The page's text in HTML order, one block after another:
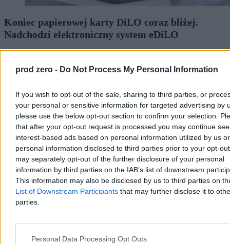
prod zero - Do Not Process My Personal Information
If you wish to opt-out of the sale, sharing to third parties, or
your personal or sensitive information for targeted advertising by
please use the below opt-out section to confirm your selection.
that after your opt-out request is processed you may continue
interest-based ads based on personal information utilized by us or
personal information disclosed to third parties prior to your opt-
may separately opt-out of the further disclosure of your personal
information by third parties on the IAB’s list of downstream
This information may also be disclosed by us to third parties on
List of Downstream Participants that may further disclose it to
parties.
Personal Data Processing Opt Outs
Koniec papierowej karty DiLO coraz bliżej.
Nadchodzi elektroniczny system eDiLO
Karta DiLO to dla wielu pacjentów początek tzw. szybkiej ścieżki
elektroniczny system eDiLO, a wraz z nim łatwiejszy dostęp do
kto będzie mógł korzystać z nowego rozwiązania?
Bartosz Michalski
Dzisiaj 10:50
5 min
Zdrowie